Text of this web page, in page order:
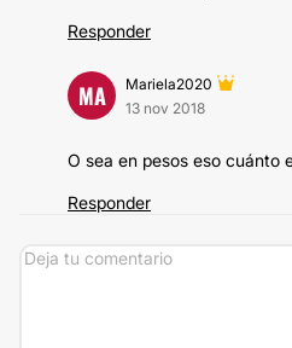
Responder
MA
Mariela2020
13 nov 2018
O sea en pesos eso cuánto
Responder